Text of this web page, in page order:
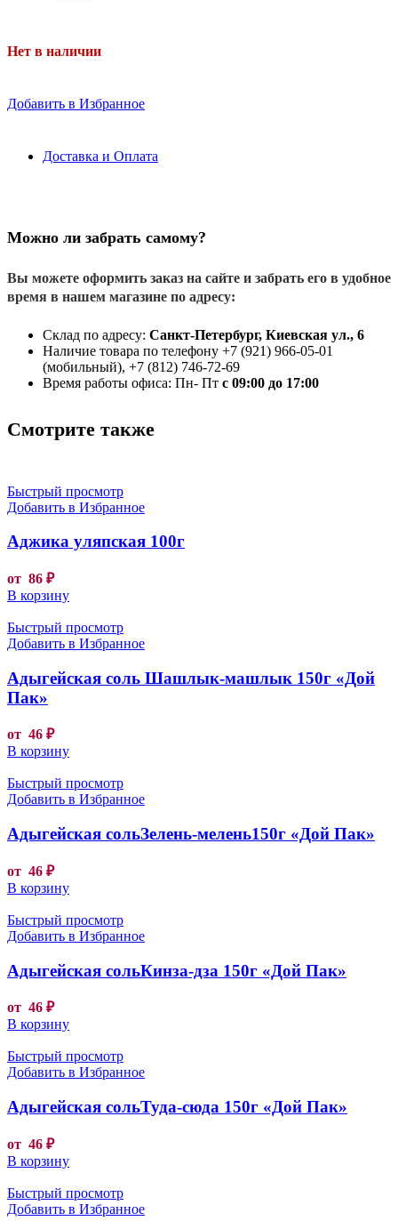
Нет в наличии
Добавить в Избранное
Доставка и Оплата
Можно ли забрать самому?
Вы можете оформить заказ на сайте и забрать его в удобное
время в нашем магазине по адресу:
Склад по адресу: Санкт-Петербург, Киевская ул., 6
Наличие товара по телефону +7 (921) 966-05-01
(мобильный), +7 (812) 746-72-69
Время работы офиса: Пн- Пт с 09:00 до 17:00
Смотрите также
Быстрый просмотр
Добавить в Избранное
Аджика уляпская 100г
от 86 ₽
В корзину
Быстрый просмотр
Добавить в Избранное
Адыгейская соль Шашлык-машлык 150г «Дой
Пак»
от 46 ₽
В корзину
Быстрый просмотр
Добавить в Избранное
Адыгейская сольЗелень-мелень150г «Дой Пак»
от 46 ₽
В корзину
Быстрый просмотр
Добавить в Избранное
Адыгейская сольКинза-дза 150г «Дой Пак»
от 46 ₽
В корзину
Быстрый просмотр
Добавить в Избранное
Адыгейская сольТуда-сюда 150г «Дой Пак»
от 46 ₽
В корзину
Быстрый просмотр
Добавить в Избранное